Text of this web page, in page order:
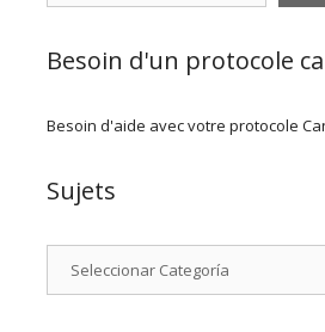
Besoin d'un protocole
Besoin d'aide avec votre protocole
Sujets